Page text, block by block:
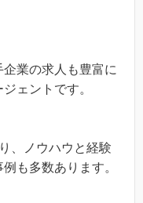
業の求人も豊富に
ェントです。
、ノウハウと経験
も多数あります。